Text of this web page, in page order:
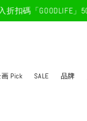
碼「GOODLIFE」50
Pick SALE 品牌